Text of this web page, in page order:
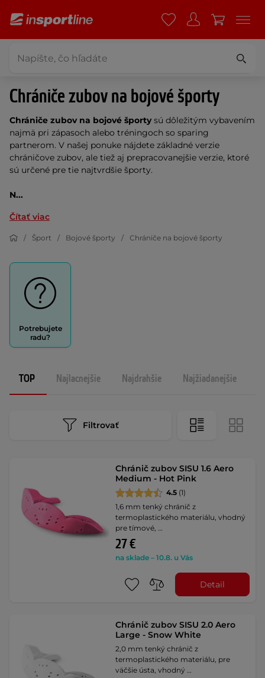
Chrániče zubov na bojové športy
Chrániče zubov na bojové športysú dôležitým vybavením
najmä pri zápasoch alebo tréningoch so sparing
partnerom. V našej ponuke nájdete základné verzie
chráničove zubov, ale tiež aj prepracovanejšie verzie, ktoré
sú určené pre tie najtvrdšie športy.
N...
Čítať viac
Šport Bojové športy Chrániče na bojové športy
Potrebujete
radu?
TOP Najlacnejšie Najdrahšie Najžiadanejšie
Filtrovať
Chránič zubov SISU 1.6 Aero
Medium - Hot Pink
4.5 (1)
1,6 mm tenký chránič z
termoplastického materiálu, vhodný
pre tímové, …
27 €
na sklade – 10.8. u Vás
Detail
Chránič zubov SISU 2.0 Aero
Large - Snow White
2,0 mm tenký chránič z
termoplastického materiálu, pre
väčšie ústa, vhodný …